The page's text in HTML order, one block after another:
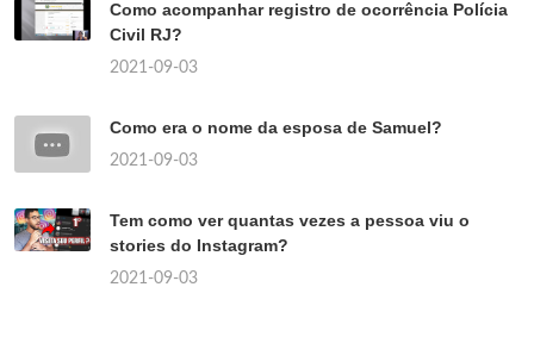
Como acompanhar registro de ocorrência Polícia
Civil RJ?
2021-09-03
Como era o nome da esposa de Samuel?
2021-09-03
Tem como ver quantas vezes a pessoa viu o
stories do Instagram?
2021-09-03